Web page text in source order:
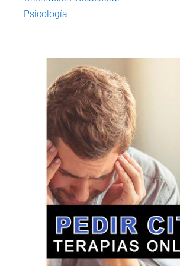
Psicología